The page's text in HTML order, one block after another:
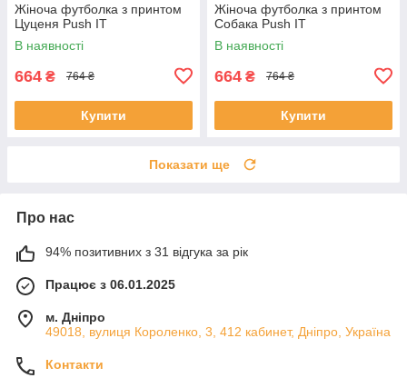
Жіноча футболка з принтом
Цуценя Push IT
В наявності
664 ₴ 764 ₴
Купити
Жіноча футболка з принтом
Собака Push IT
В наявності
664 ₴ 764 ₴
Купити
Показати ще
Про нас
94% позитивних з 31 відгука за рік
Працює з 06.01.2025
м. Дніпро
49018, вулиця Короленко, 3, 412 кабинет, Дніпро, Україна
Контакти